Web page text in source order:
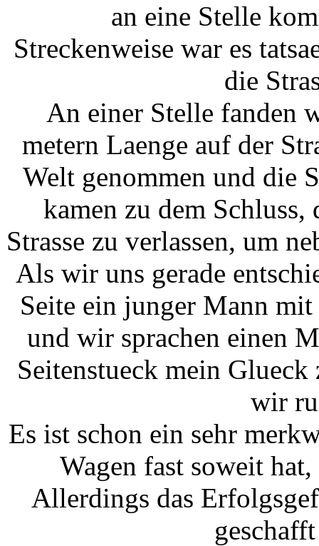
an eine Stelle
Streckenweise war es
die
An einer Stelle fanden
metern Laenge auf der
Welt genommen und die
kamen zu dem
Strasse zu verlassen, um
Als wir uns gerade
Seite ein junger Mann
und wir sprachen einen
Seitenstueck mein
wir
Es ist schon ein sehr
Wagen fast soweit
Allerdings das